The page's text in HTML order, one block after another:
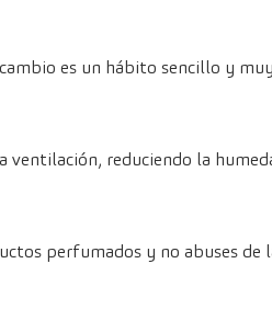
es un hábito sencillo y
reduciendo la
perfumados y no abuses de